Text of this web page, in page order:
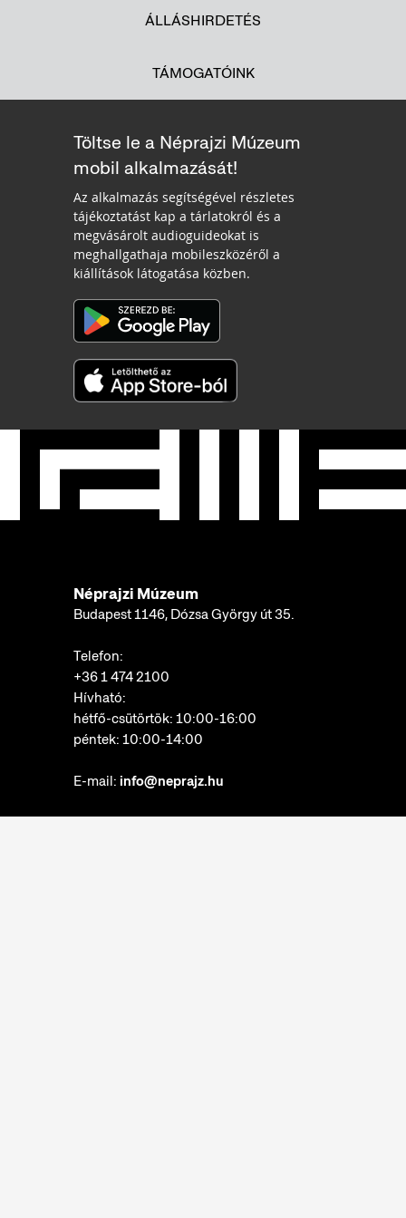
ÁLLÁSHIRDETÉS
TÁMOGATÓINK
Töltse le a Néprajzi Múzeum
mobil alkalmazását!
Az alkalmazás segítségével részletes
tájékoztatást kap a tárlatokról és a
megvásárolt audioguideokat is
meghallgathaja mobileszközéről a
kiállítások látogatása közben.
Néprajzi Múzeum
Budapest 1146, Dózsa György út 35.
Telefon:
+36 1 474 2100
Hívható:
hétfő-csütörtök: 10:00-16:00
péntek: 10:00-14:00
E-mail: info@neprajz.hu
Etnoshop: